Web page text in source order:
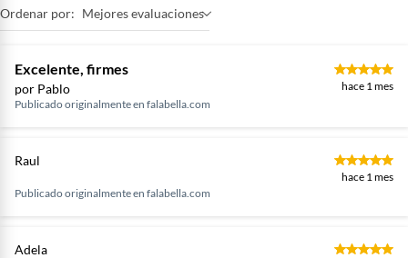
Ordenar por: Mejores evaluaciones
Excelente, firmes
por Pablo
hace 1 mes
Publicado originalmente en falabella.com
Raul
hace 1 mes
Publicado originalmente en falabella.com
Adela